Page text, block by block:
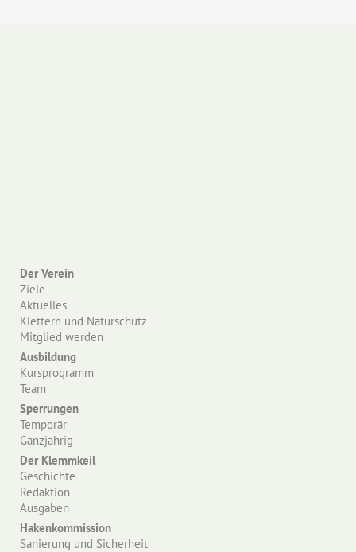
Der Verein
Ziele
Aktuelles
Klettern und Naturschutz
Mitglied werden
Ausbildung
Kursprogramm
Team
Sperrungen
Temporär
Ganzjährig
Der Klemmkeil
Geschichte
Redaktion
Ausgaben
Hakenkommission
Sanierung und Sicherheit